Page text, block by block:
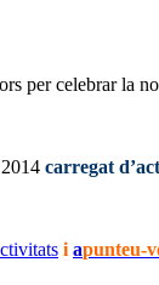
per celebrar la
carregat
i apunteu-